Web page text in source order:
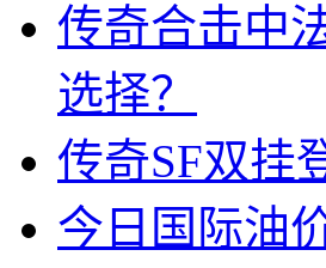
传奇合击中
选择？
传奇SF双挂
今日国际油